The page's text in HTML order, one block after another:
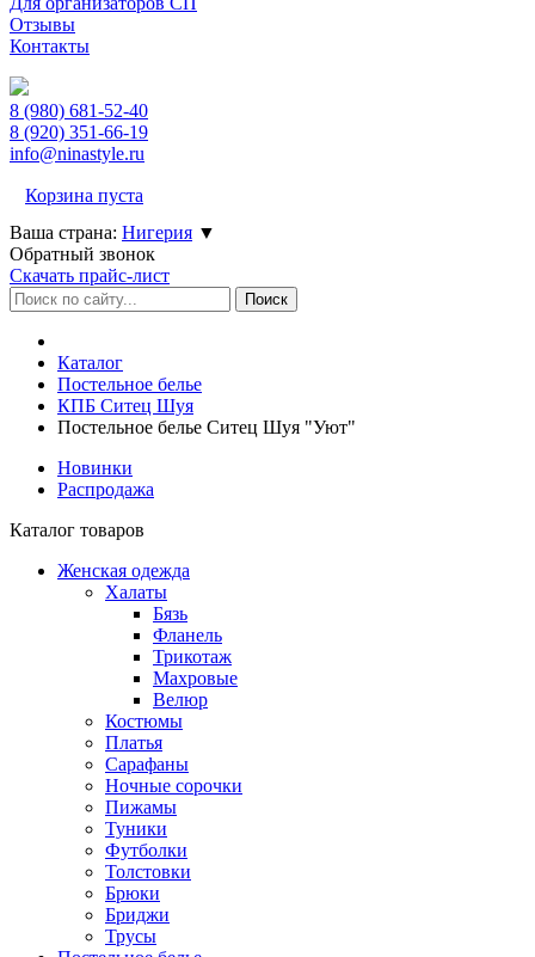
Отзывы
Контакты
8 (980) 681-52-40
8 (920) 351-66-19
info@ninastyle.ru
Корзина пуста
Ваша страна: Нигерия ▼
Обратный звонок
Скачать прайс-лист
Каталог
Постельное белье
КПБ Ситец Шуя
Постельное белье Ситец Шуя "Уют"
Новинки
Распродажа
Каталог товаров
Женская одежда
Халаты
Бязь
Фланель
Трикотаж
Махровые
Велюр
Костюмы
Платья
Сарафаны
Ночные сорочки
Пижамы
Туники
Футболки
Толстовки
Брюки
Бриджи
Трусы